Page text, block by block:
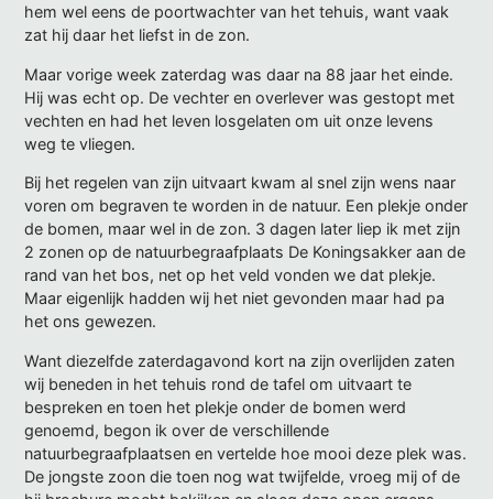
hem wel eens de poortwachter van het tehuis, want vaak
zat hij daar het liefst in de zon.
Maar vorige week zaterdag was daar na 88 jaar het einde.
Hij was echt op. De vechter en overlever was gestopt met
vechten en had het leven losgelaten om uit onze levens
weg te vliegen.
Bij het regelen van zijn uitvaart kwam al snel zijn wens naar
voren om begraven te worden in de natuur. Een plekje onder
de bomen, maar wel in de zon. 3 dagen later liep ik met zijn
2 zonen op de natuurbegraafplaats De Koningsakker aan de
rand van het bos, net op het veld vonden we dat plekje.
Maar eigenlijk hadden wij het niet gevonden maar had pa
het ons gewezen.
Want diezelfde zaterdagavond kort na zijn overlijden zaten
wij beneden in het tehuis rond de tafel om uitvaart te
bespreken en toen het plekje onder de bomen werd
genoemd, begon ik over de verschillende
natuurbegraafplaatsen en vertelde hoe mooi deze plek was.
De jongste zoon die toen nog wat twijfelde, vroeg mij of de